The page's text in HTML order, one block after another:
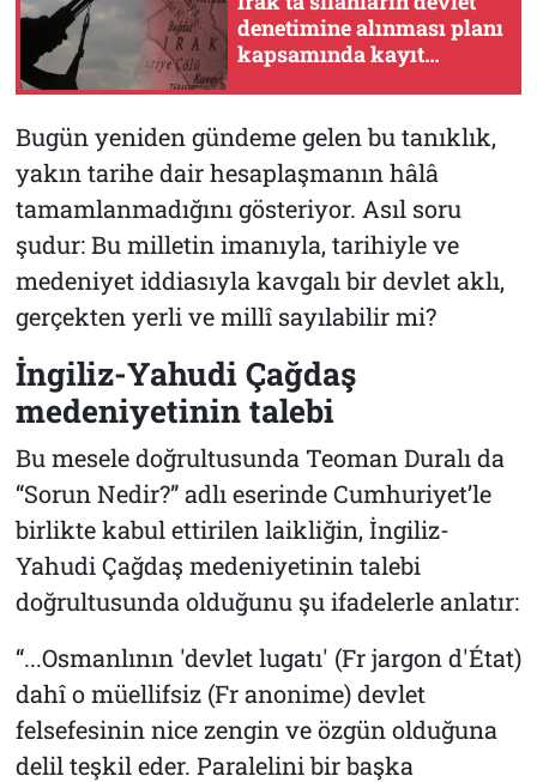
denetimine alınması planı
kapsamında kayıt
Bugün yeniden gündeme gelen bu tanıklık,
yakın tarihe dair hesaplaşmanın hâlâ
tamamlanmadığını gösteriyor. Asıl soru
şudur: Bu milletin imanıyla, tarihiyle ve
medeniyet iddiasıyla kavgalı bir devlet aklı,
gerçekten yerli ve millî sayılabilir mi?
İngiliz-Yahudi Çağdaş
medeniyetinin talebi
Bu mesele doğrultusunda Teoman Duralı da
“Sorun Nedir?”adlı eserinde Cumhuriyet’le
birlikte kabul ettirilen laikliğin, İngiliz-
Yahudi Çağdaş medeniyetinin talebi
doğrultusunda olduğunu şu ifadelerle anlatır:
“...Osmanlının 'devlet lugatı' (Fr jargon d'État)
dahî o müellifsiz (Fr anonime) devlet
felsefesinin nice zengin ve özgün olduğuna
delil teşkil eder. Paralelini bir başka